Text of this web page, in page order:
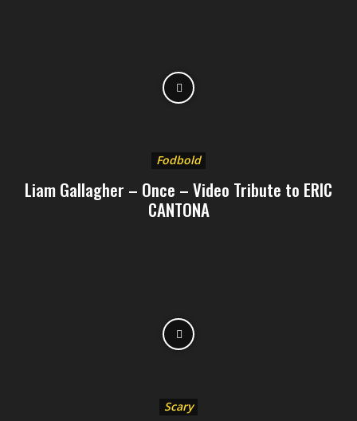
Fodbold
Liam Gallagher – Once – Video Tribute to ERIC
CANTONA
Scary